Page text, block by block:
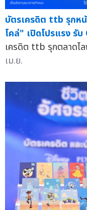
บัตรเครดิต ttb รุกห
โคล่" เปิดโปรแรง รั
เครดิต ttb รุกตลาดไ
เม.ย.